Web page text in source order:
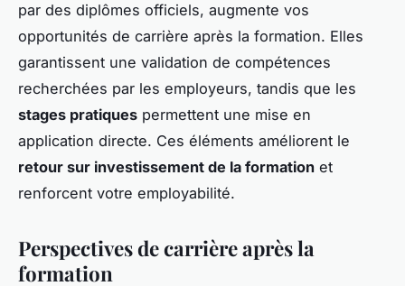
par des diplômes officiels, augmente vos
opportunités de carrière après la formation. Elles
garantissent une validation de compétences
recherchées par les employeurs, tandis que les
stages pratiques permettent une mise en
application directe. Ces éléments améliorent le
retour sur investissement de la formation et
renforcent votre employabilité.
Perspectives de carrière après la
formation